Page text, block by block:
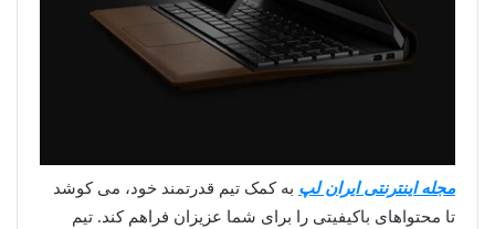
مجله اینترنتی ایران لپ به کمک تیم قدرتمند خود، می کوشد
تا محتواهای باکیفیتی را برای شما عزیزان فراهم کند. تیم